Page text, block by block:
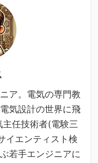
ア。電気の専門教
気設計の世界に飛
任技術者(電験三
イエンティスト検
若手エンジニアに